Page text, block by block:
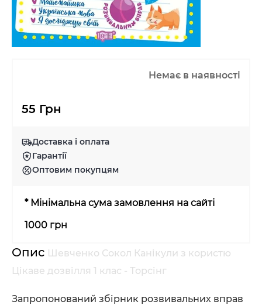
Немає в наявності
55 Грн
Доставка і оплата
Гарантії
Оптовим покупцям
* Мінімальна сума замовлення на сайті
1000 грн
Опис Шевченко Сокол Канікули з користю
Цікаве дозвілля 1 клас - Торсінг
Запропонований збірник розвивальних вправ